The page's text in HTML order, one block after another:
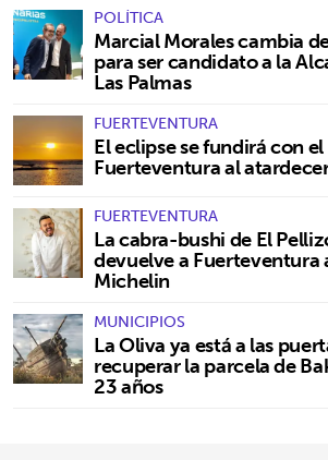
POLÍTICA
Marcial Morales cambia
para ser candidato a la
Las Palmas
FUERTEVENTURA
El eclipse se fundirá con
Fuerteventura al
FUERTEVENTURA
La cabra-bushi de El
devuelve a Fuerteventura
Michelin
MUNICIPIOS
La Oliva ya está a las
recuperar la parcela de
23 años